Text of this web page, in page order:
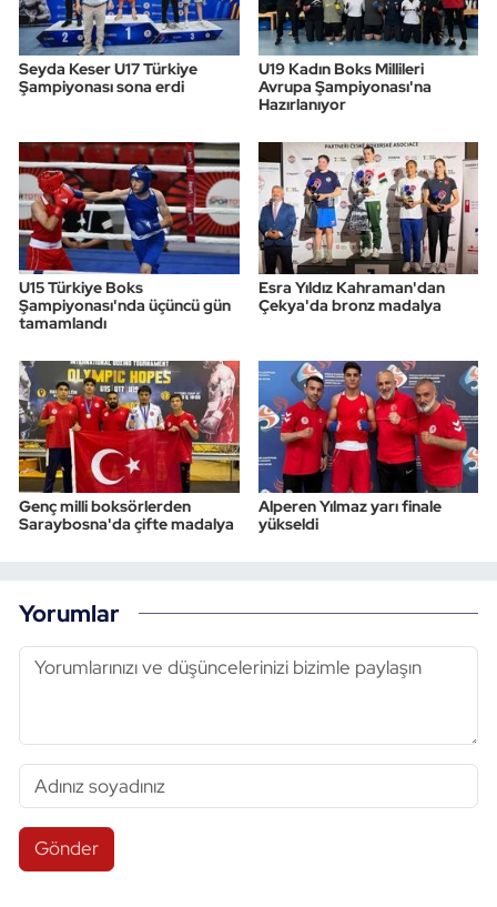
Seyda Keser U17 Türkiye
Şampiyonası sona erdi
U19 Kadın Boks Millileri
Avrupa Şampiyonası'na
Hazırlanıyor
U15 Türkiye Boks
Şampiyonası'nda üçüncü gün
tamamlandı
Esra Yıldız Kahraman'dan
Çekya'da bronz madalya
Genç milli boksörlerden
Saraybosna'da çifte madalya
Alperen Yılmaz yarı finale
yükseldi
Yorumlar
Gönder